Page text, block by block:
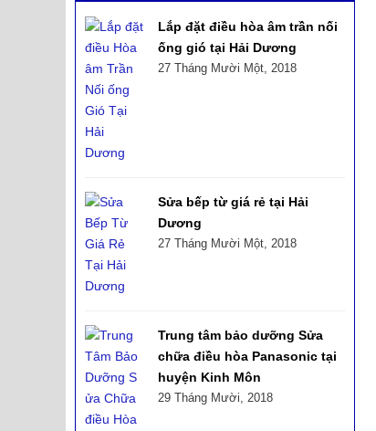
Lắp đặt điều hòa âm trần nối
ống gió tại Hải Dương
27 Tháng Mười Một, 2018
Sửa bếp từ giá rẻ tại Hải
Dương
27 Tháng Mười Một, 2018
Trung tâm bảo dưỡng Sửa
chữa điều hòa Panasonic tại
huyện Kinh Môn
29 Tháng Mười, 2018